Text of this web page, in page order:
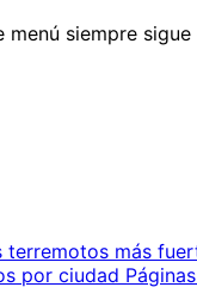
siempre
terremotos más
por ciudad